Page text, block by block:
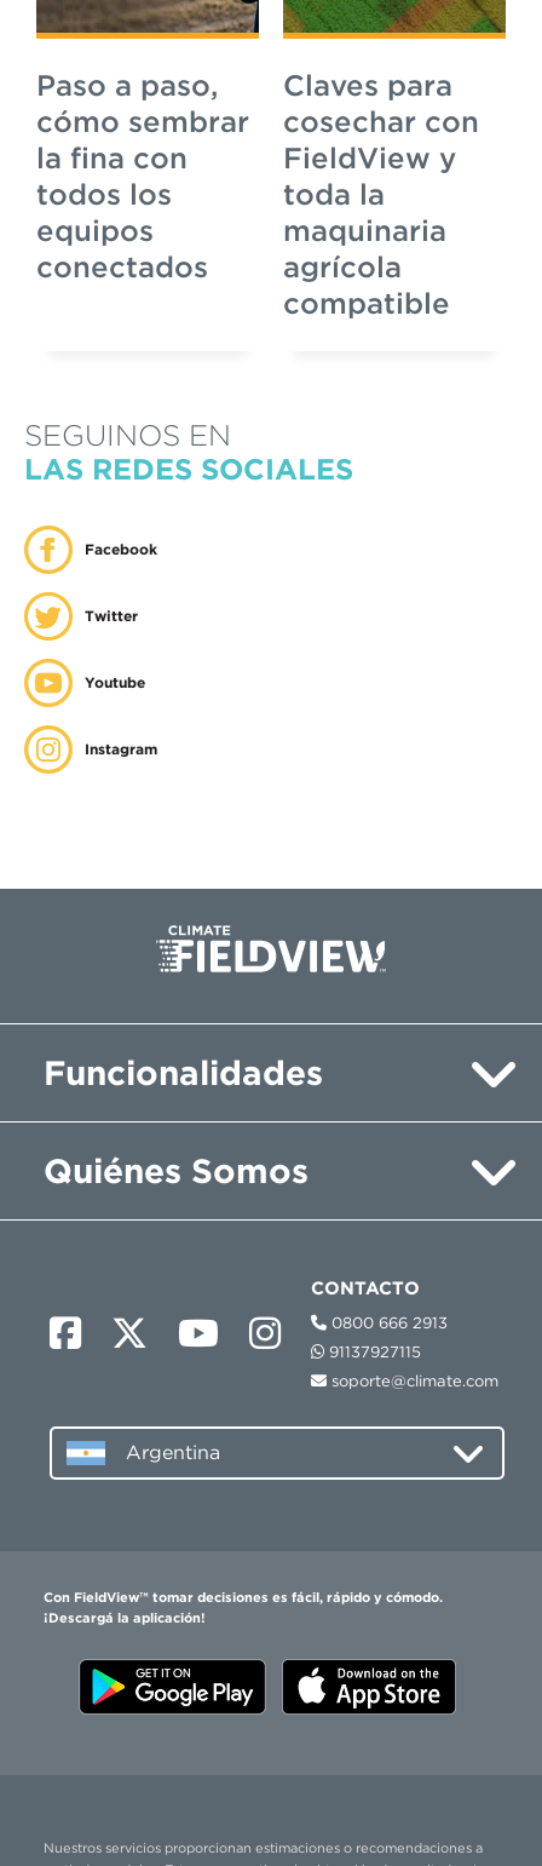
Paso a paso,
cómo sembrar
la fina con
todos los
equipos
conectados
Claves para
cosechar con
FieldView y
toda la
maquinaria
agrícola
compatible
SEGUINOS EN
LAS REDES SOCIALES
Facebook
Twitter
Youtube
Instagram
Nuestros servicios proporcionan estimaciones o recomendaciones a
Con FieldView™ tomar decisiones es fácil, rápido y cómodo.
¡Descargá la aplicación!
Funcionalidades
Quiénes Somos
CONTACTO
0800 666 2913
91137927115
soporte@climate.com
Argentina